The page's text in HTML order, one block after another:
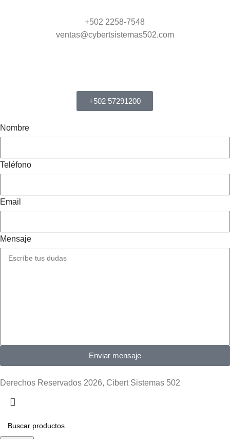
+502 2258-7548
ventas@cybertsistemas502.com
+502 57291200
Nombre
Teléfono
Email
Mensaje
Enviar mensaje
Derechos Reservados 2026, Cibert Sistemas 502